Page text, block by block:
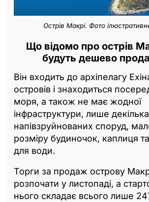
Острів Макрі. Фото
Що відомо про острів
будуть дешево
Він входить до архіпелагу
островів і знаходиться
моря, а також не має жодної
інфраструктури, лише декілька
напівзруйнованих споруд,
розміру будиночок, каплиця
для води.
Торги за продаж острову
розпочати у листопаді, а
нього складає всього лише